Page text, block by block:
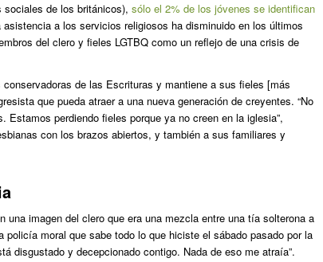
de los británicos), sólo el 2% de los jóvenes se identifican
a los servicios religiosos ha disminuido en los últimos
del clero y fieles LGTBQ como un reflejo de una crisis de
de las Escrituras y mantiene a sus fieles [más
que pueda atraer a una nueva generación de creyentes. “No
perdiendo fieles porque ya no creen en la iglesia”,
con los brazos abiertos, y también a sus familiares y
una imagen del clero que era una mezcla entre una tía solterona a
policía moral que sabe todo lo que hiciste el sábado pasado por la
disgustado y decepcionado contigo. Nada de eso me atraía”.